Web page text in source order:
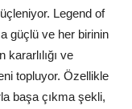
Legend of
güçlü ve her birinin
ve
topluyor. Özellikle
başa çıkma şekli,